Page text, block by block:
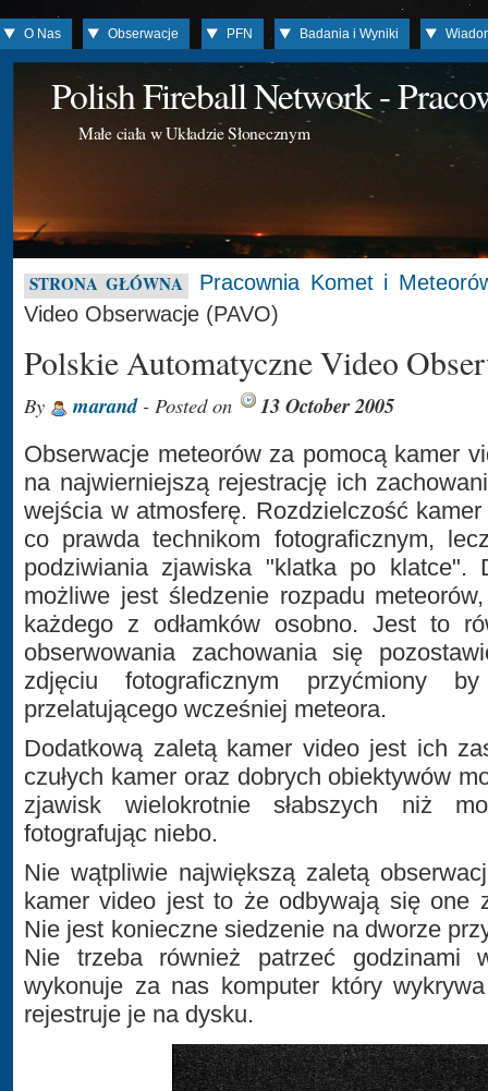
O Nas Obserwacje PFN Badania i Wyniki
Polish Fireball Network -
Małe ciała w Układzie Słonecznym
STRONA GŁÓWNA
Pracownia Komet i
Video Obserwacje (PAVO)
Polskie Automatyczne Video
By marand- Posted on 13 October 2005
Obserwacje meteorów za pomocą kamer
na najwierniejszą rejestrację ich
wejścia w atmosferę. Rozdzielczość
co prawda technikom fotograficznym,
podziwiania zjawiska "klatka po klatce".
możliwe jest śledzenie rozpadu
każdego z odłamków osobno. Jest to
obserwowania zachowania się
zdjęciu fotograficznym przyćmiony
przelatującego wcześniej meteora.
Dodatkową zaletą kamer video jest ich
czułych kamer oraz dobrych obiektywów
zjawisk wielokrotnie słabszych niż
fotografując niebo.
Nie wątpliwie największą zaletą
kamer video jest to że odbywają się one
Nie jest konieczne siedzenie na dworze
Nie trzeba również patrzeć godzinami
wykonuje za nas komputer który
rejestruje je na dysku.